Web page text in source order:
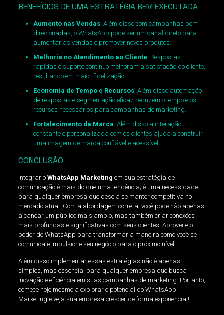
BENEFÍCIOS DE UMA ESTRATÉGIA BEM EXECUTADA
Aumento nas Vendas: Além disso com campanhas bem
direcionadas, o WhatsApp pode ser um canal direto para
aumentar as vendas e promover novos produtos.
Melhoria no Atendimento ao Cliente: Respostas
rápidas e suporte contínuo melhoram a satisfação do cliente,
resultando em maior fidelização.
Economia de Tempo e Recursos: Além disso automação
de respostas e segmentação eficaz reduzem o tempo e os
recursos necessários para campanhas de marketing.
Fortalecimento da Marca: Além disso a interação
constante e personalizada com os clientes ajuda a construir
uma imagem de marca confiável e acessível.
CONCLUSÃO
Integrar o WhatsApp Marketing em sua estratégia de
comunicação é mais do que uma tendência; é uma necessidade
para qualquer empresa que deseja se manter competitiva no
mercado atual. Com a abordagem correta, você pode não apenas
alcançar um público mais amplo, mas também criar conexões
mais profundas e significativas com seus clientes. Aproveite o
poder do WhatsApp para transformar a maneira como você se
comunica e impulsione seu negócio para o próximo nível.
Além disso implementar essas estratégias não é apenas
simples, mas essencial para qualquer empresa que busca
inovação e eficiência em suas campanhas de marketing. Portanto,
comece hoje mesmo a explorar o potencial do WhatsApp
Marketing e veja sua empresa crescer de forma exponencial!